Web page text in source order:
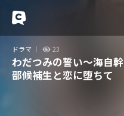
ドラマ 23
わだつみの誓い～海自幹
部候補生と恋に堕ちて